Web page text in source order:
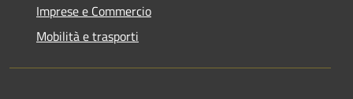
Imprese e Commercio
Mobilità e trasporti